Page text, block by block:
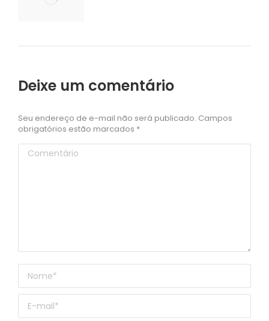
Deixe um comentário
Seu endereço de e-mail não será publicado. Campos
obrigatórios estão marcados *
Comentário
Nome *
E-mail *